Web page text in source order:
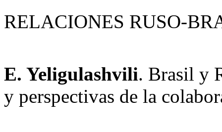
RELACIONES RUSO-
E. Yeligulashvili. Brasil y
y perspectivas de la